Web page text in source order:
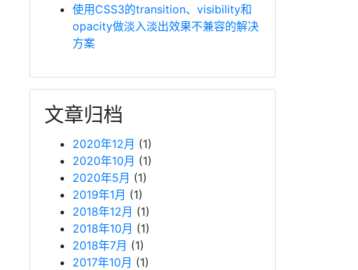
使用CSS3的transition、visibility和
opacity做淡入淡出效果不兼容的解决
方案
文章归档
2020年12月 (1)
2020年10月 (1)
2020年5月 (1)
2019年1月 (1)
2018年12月 (1)
2018年10月 (1)
2018年7月 (1)
2017年10月 (1)